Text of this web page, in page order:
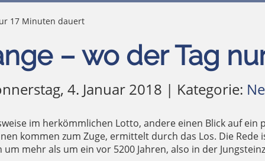
17 Minuten dauert
– wo der Tag
4. Januar 2018 | Kategorie:
im herkömmlichen Lotto, andere einen Blick auf
kommen zum Zuge, ermittelt durch das Los. Die Rede
um mehr als um ein vor 5200 Jahren, also in der